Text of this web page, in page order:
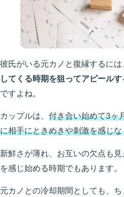
彼氏がいる元カノと復縁するには
してくる時期を狙ってアピールす
ですよね。
カップルは、 付き合い始めて3ヶ
に相手にときめきや刺激を感じ
新鮮さが薄れ、お互いの欠点も
を感じ始める時期でもあります。
元カノとの冷却期間としても、